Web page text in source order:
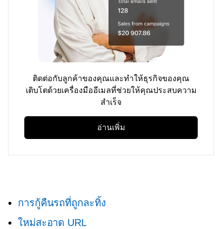
ติดต่อกับลูกค้าของคุณและทำให้ธุรกิจของคุณ
เติบโตด้วยเครื่องมืออีเมลที่ช่วยให้คุณประสบความ
สำเร็จ
อ่านเพิ่ม
การกู้คืนรถที่ถูกละทิ้ง
ใหม่สะอาด URL